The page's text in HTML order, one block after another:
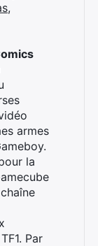
armes
la
Par